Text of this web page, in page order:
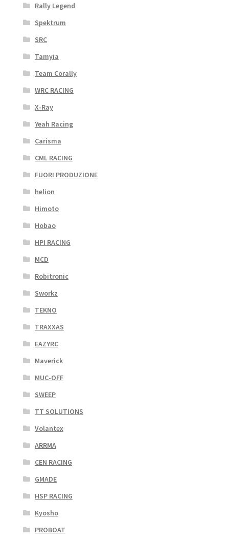
Rally Legend
Spektrum
SRC
Tamyia
Team Corally
WRC RACING
X-Ray
Yeah Racing
Carisma
CML RACING
FUORI PRODUZIONE
helion
Himoto
Hobao
HPI RACING
MCD
Robitronic
Sworkz
TEKNO
TRAXXAS
EAZYRC
Maverick
MUC-OFF
SWEEP
TT SOLUTIONS
Volantex
ARRMA
CEN RACING
GMADE
HSP RACING
Kyosho
PROBOAT